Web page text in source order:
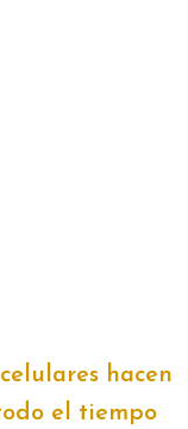
hacen
el tiempo